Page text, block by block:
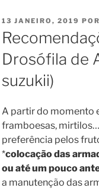
PUBLICADO
EM
13 JANEIRO, 2019 POR
Drosófila de
suzukii)
A partir do momento
framboesas,
preferência pelos
*colocação das
ou até um pouco
a manutenção das